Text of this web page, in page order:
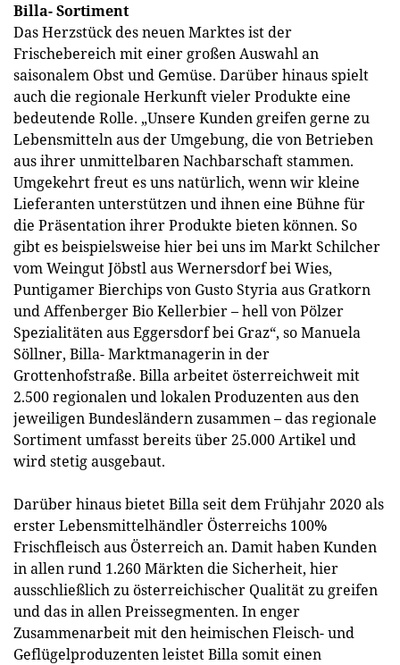
Billa- Sortiment
Das Herzstück des neuen Marktes ist der
Frischebereich mit einer großen Auswahl an
saisonalem Obst und Gemüse. Darüber hinaus spielt
auch die regionale Herkunft vieler Produkte eine
bedeutende Rolle. „Unsere Kunden greifen gerne zu
Lebensmitteln aus der Umgebung, die von Betrieben
aus ihrer unmittelbaren Nachbarschaft stammen.
Umgekehrt freut es uns natürlich, wenn wir kleine
Lieferanten unterstützen und ihnen eine Bühne für
die Präsentation ihrer Produkte bieten können. So
gibt es beispielsweise hier bei uns im Markt Schilcher
vom Weingut Jöbstl aus Wernersdorf bei Wies,
Puntigamer Bierchips von Gusto Styria aus Gratkorn
und Affenberger Bio Kellerbier – hell von Pölzer
Spezialitäten aus Eggersdorf bei Graz“, so Manuela
Söllner, Billa- Marktmanagerin in der
Grottenhofstraße. Billa arbeitet österreichweit mit
2.500 regionalen und lokalen Produzenten aus den
jeweiligen Bundesländern zusammen – das regionale
Sortiment umfasst bereits über 25.000 Artikel und
wird stetig ausgebaut.
Darüber hinaus bietet Billa seit dem Frühjahr 2020 als
erster Lebensmittelhändler Österreichs 100%
Frischfleisch aus Österreich an. Damit haben Kunden
in allen rund 1.260 Märkten die Sicherheit, hier
ausschließlich zu österreichischer Qualität zu greifen
und das in allen Preissegmenten. In enger
Zusammenarbeit mit den heimischen Fleisch- und
Geflügelproduzenten leistet Billa somit einen